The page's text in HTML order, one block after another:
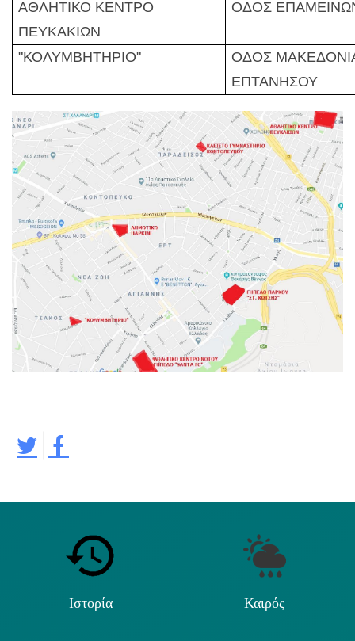
ΑΘΛΗΤΙΚΟ ΚΕΝΤΡΟ
ΠΕΥΚΑΚΙΩΝ
ΟΔΟΣ
"ΚΟΛΥΜΒΗΤΗΡΙΟ"
ΟΔΟΣ
ΕΠΤΑΝΗΣΟΥ
Ιστορία Καιρός